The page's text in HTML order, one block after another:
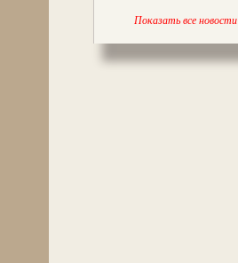
Показать все новости